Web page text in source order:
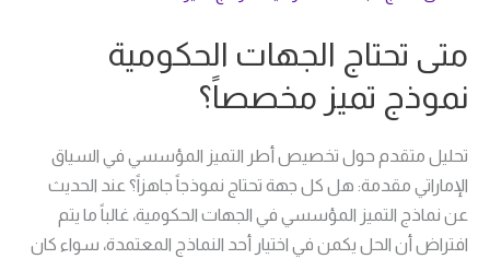
متى تحتاج الجهات الحكومية
نموذج تميز مخصصاً؟
تحليل متقدم حول تخصيص أطر التميز المؤسسي في السياق
الإماراتي مقدمة: هل كل جهة تحتاج نموذجاً جاهزاً؟ عند الحديث
عن نماذج التميز المؤسسي في الجهات الحكومية، غالباً ما يتم
افتراض أن الحل يكمن في اختيار أحد النماذج المعتمدة، سواء كان
الجهات
الحكومية
نموذج
مخصصاً؟